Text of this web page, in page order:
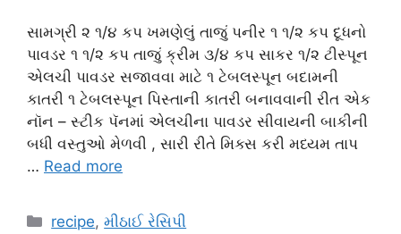
સામગ્રી ૨ ૧/૪ કપ ખમણેલું તાજું પનીર ૧ ૧/૨ કપ દૂધનો
પાવડર ૧ ૧/૨ કપ તાજું ક્રીમ ૩/૪ કપ સાકર ૧/૨ ટીસ્પૂન
એલચી પાવડર સજાવવા માટે ૧ ટેબલસ્પૂન બદામની
કાતરી ૧ ટેબલસ્પૂન પિસ્તાની કાતરી બનાવવાની રીત એક
નૉન – સ્ટીક પૅનમાં એલચીના પાવડર સીવાયની બાકીની
બધી વસ્તુઓ મેળવી , સારી રીતે મિક્સ કરી મધ્યમ તાપ
… Read more
Categories
recipe,મીઠાઈ રેસિપી